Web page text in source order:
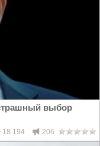
выбор
18 194 206